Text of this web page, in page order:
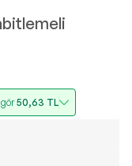
gör50,63 TL